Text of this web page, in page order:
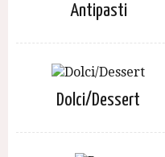
Antipasti
Dolci/Dessert